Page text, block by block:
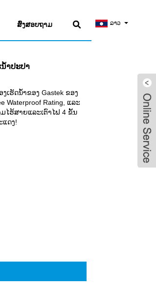
ລາວ
ສົ່ງສອບຖາມ
າປະປາ
ເຮັດນ້ໍາຂອງ Gastek ຂອງ
Waterproof Rating, ແລະ
ໄຮ້ສາຍແລະເຕົາໄຟ 4 ຂັ້ນ
ແດງ!